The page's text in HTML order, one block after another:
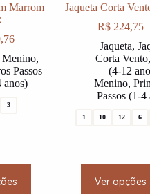
Marrom
Menino,
Passos
anos)
3
Jaqueta Corta
R$ 224,75
Jaqueta,
Corta Vento,
(4-12
Menino,
Passos (1-4
1 10 12 6
Ver opções
product